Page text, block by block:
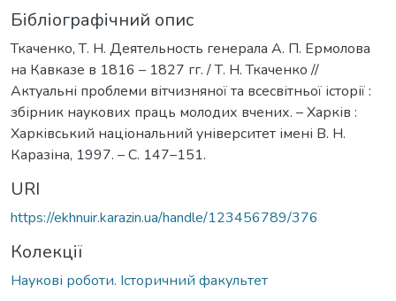
Бібліографічний опис
Ткаченко, Т. Н. Деятельность генерала А. П. Ермолова
на Кавказе в 1816 – 1827 гг. / Т. Н. Ткаченко //
Актуальні проблеми вітчизняної та всесвітньої історії :
збірник наукових праць молодих вчених. – Харків :
Харківський національний університет імені В. Н.
Каразіна, 1997. – C. 147–151.
URI
https://ekhnuir.karazin.ua/handle/123456789/376
Колекції
Наукові роботи. Історичний факультет